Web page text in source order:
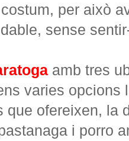
per això
sense
amb tres
varies opcions
que ofereixen, la
i porro